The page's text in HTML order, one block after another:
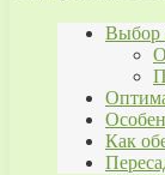
Выбор
Как